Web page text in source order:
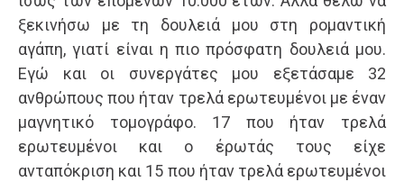
ξεκινήσω με τη δουλειά μου στη ρομαντική
αγάπη, γιατί είναι η πιο πρόσφατη δουλειά μου.
Εγώ και οι συνεργάτες μου εξετάσαμε 32
ανθρώπους που ήταν τρελά ερωτευμένοι με έναν
μαγνητικό τομογράφο. 17 που ήταν τρελά
ερωτευμένοι και ο έρωτάς τους είχε
ανταπόκριση και 15 που ήταν τρελά ερωτευμένοι